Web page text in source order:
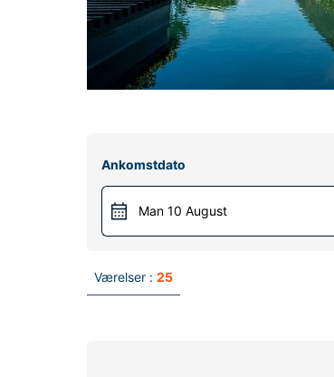
Ankomstdato
Man 10 August
Værelser : 25